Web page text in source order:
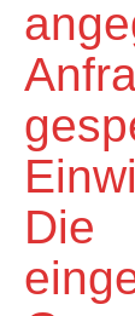
Die